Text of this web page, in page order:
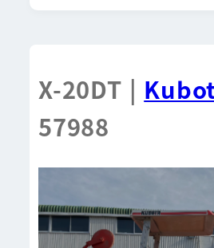
X-20DT |
57988